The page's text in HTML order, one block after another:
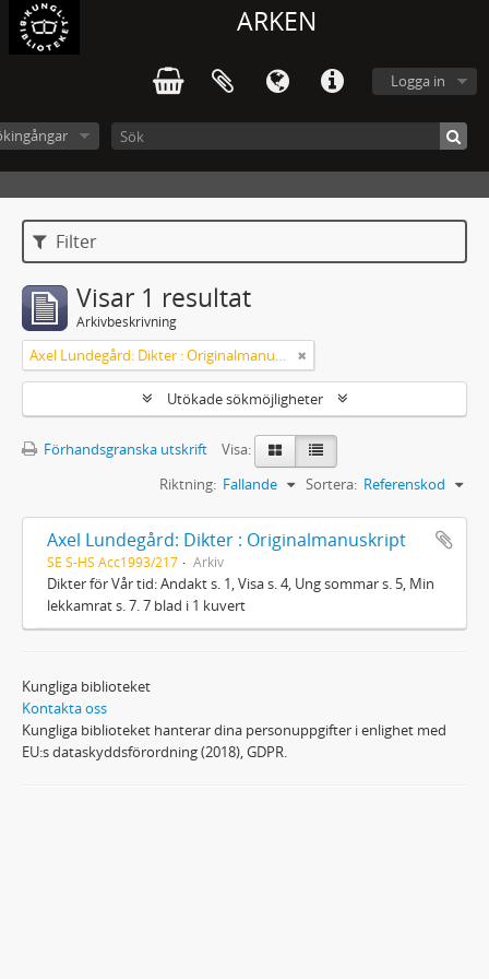
ARKEN
Logga in
Filter
Visar 1 resultat
Arkivbeskrivning
Axel Lundegård: Dikter : Originalmanuskript
Utökade sökmöjligheter
Förhandsgranska utskrift
Visa:
Sortera: Referenskod
Riktning: Fallande
Axel Lundegård: Dikter : Originalmanuskript
SE S-HS Acc1993/217 Arkiv
Dikter för Vår tid: Andakt s. 1, Visa s. 4, Ung sommar s. 5, Min
lekkamrat s. 7. 7 blad i 1 kuvert
Kungliga biblioteket
Kontakta oss
Kungliga biblioteket hanterar dina personuppgifter i enlighet med
EU:s dataskyddsförordning (2018), GDPR.